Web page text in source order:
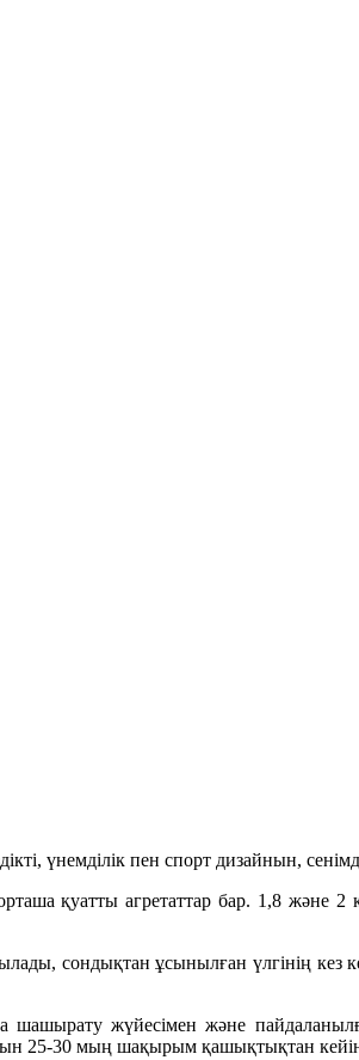
үнемділік пен спорт дизайнын,
қуатты агретаттар бар. 1,8
сондықтан ұсынылған үлгінің кез
жүйесімен және
25-30 мың шақырым қашықтықтан